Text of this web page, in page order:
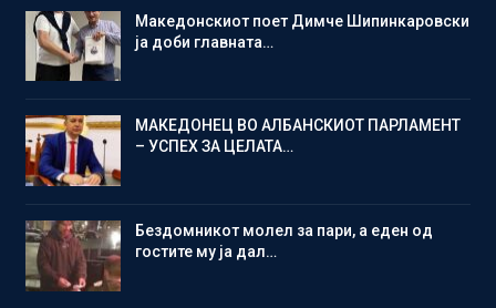
Македонскиот поет Димче Шипинкаровски
ја доби главната…
МАКЕДОНЕЦ ВО АЛБАНСКИОТ ПАРЛАМЕНТ
– УСПЕХ ЗА ЦЕЛАТА…
Бездомникот молел за пари, а еден од
гостите му ја дал…